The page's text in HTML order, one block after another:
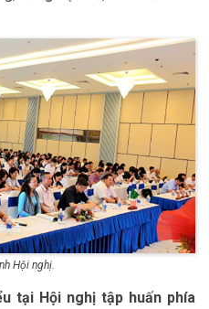
Hội nghị.
tại Hội nghị tập huấn phía